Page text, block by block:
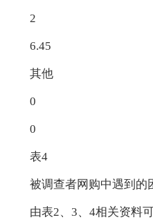
2
6.45
其他
0
0
表4
被调查者网购中遇到的
由表2、3、4相关资料